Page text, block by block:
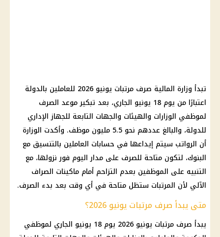
تبدأ وزارة المالية صرف مرتبات يونيو 2026 للعاملين بالدولة
اعتبارًا من يوم 18 يونيو الجاري، بعد تبكير موعد الصرف
لموظفي الوزارات والهيئات والجهات التابعة للجهاز الإداري
للدولة، والبالغ عددهم نحو 5.5 مليون موظف. وأكدت الوزارة
أن الرواتب سيتم إيداعها في حسابات العاملين بالتنسيق مع
البنوك، لتكون متاحة للصرف على مدار اليوم فور نزولها، مع
التنبيه على الموظفين بعدم التزاحم أمام ماكينات الصراف
الآلي لأن المرتبات ستظل متاحة في أي وقت بعد بدء الصرف.
متى يبدأ صرف مرتبات يونيو 2026؟
يبدأ صرف مرتبات يونيو 2026 يوم 18 يونيو الجاري لموظفي